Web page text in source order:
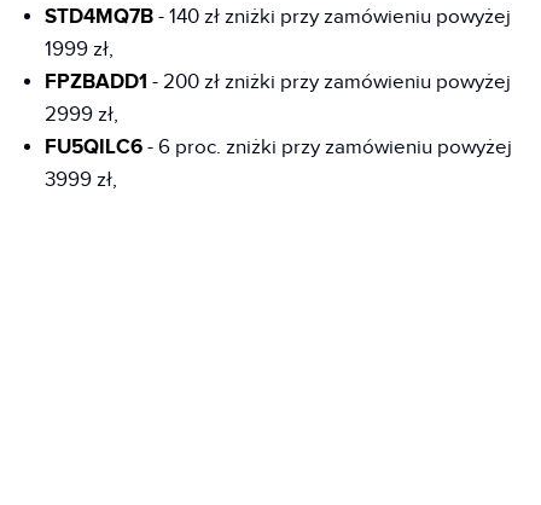
STD4MQ7B - 140 zł zniżki przy zamówieniu powyżej
1999 zł,
FPZBADD1 - 200 zł zniżki przy zamówieniu powyżej
2999 zł,
FU5QILC6 - 6 proc. zniżki przy zamówieniu powyżej
3999 zł,